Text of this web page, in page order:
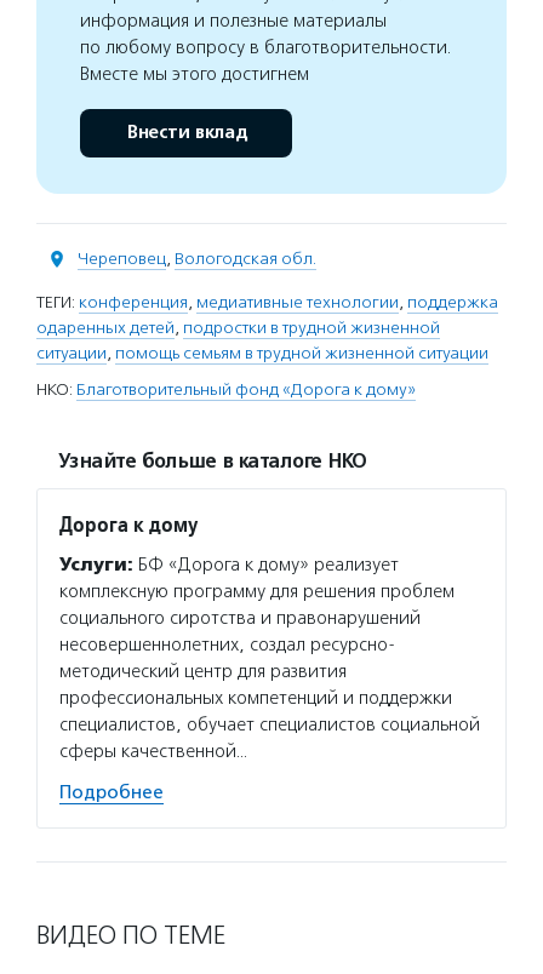
информация и полезные материалы
по любому вопросу в благотворительности.
Вместе мы этого достигнем
Внести вклад
Череповец, Вологодская обл.
ТЕГИ: конференция, медиативные технологии, поддержка
одаренных детей, подростки в трудной жизненной
ситуации, помощь семьям в трудной жизненной ситуации
НКО: Благотворительный фонд «Дорога к дому»
Узнайте больше в каталоге НКО
Дорога к дому
Услуги: БФ «Дорога к дому» реализует
комплексную программу для решения проблем
социального сиротства и правонарушений
несовершеннолетних, создал ресурсно-
методический центр для развития
профессиональных компетенций и поддержки
специалистов, обучает специалистов социальной
сферы качественной…
Подробнее
ВИДЕО ПО ТЕМЕ